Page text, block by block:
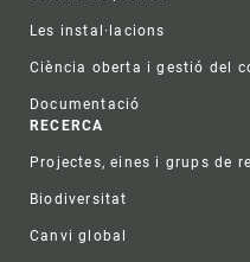
Les instal·lacions
Ciència oberta i gestió del
Documentació
RECERCA
Projectes, eines i grups de
Biodiversitat
Canvi global